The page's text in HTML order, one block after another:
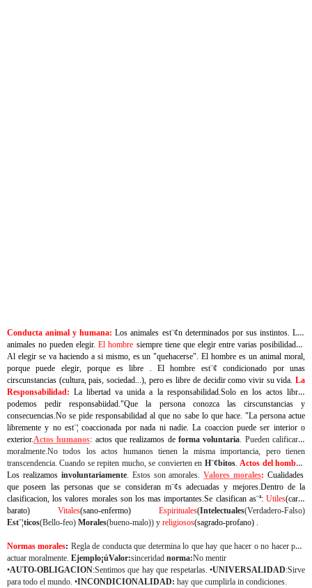
Conducta animal y humana: Los animales est¨¢n determinados por sus instintos. Los
animales no pueden elegir.El hombre siempre tiene que elegir entre varias posibilidades.
Al elegir se va haciendo a si mismo, es un "quehacerse". El hombre es un animal moral,
porque puede elegir, porque es libre . El hombre est¨¢ condicionado por unas
cirscunstancias (cultura, pais, sociedad...), pero es libre de decidir como vivir su vida. La
Responsabilidad:La libertad va unida a la responsabilidad.Solo en los actos libres
podemos pedir responsabiidad."Que la persona conozca las cirscunstancias y
consecuencias.No se pide responsabilidad al que no sabe lo que hace. "La persona actue
libremente y no est¨¦ coaccionada por nada ni nadie. La coaccion puede ser interior o
exterior.Actos humanos: actos que realizamos deforma voluntaria. Pueden calificarse
moralmente.No todos los actos humanos tienen la misma importancia, pero tienen
transcendencia. Cuando se repiten mucho, se convierten en H¨¢bitos.Actos del hombre
Los realizamos involuntariamente. Estos son amorales.Valores morales:Cualidades
que poseen las personas que se consideran m¨¢s adecuadas y mejores.Dentro de la
clasificacion, los valores morales son los mas importantes.Se clasifican as¨ª:Utiles(caro-
barato) Vitales(sano-enfermo) Espirituales(Intelectuales(Verdadero-Falso)
Est¨¦ticos(Bello-feo) Morales(bueno-malo)) y religiosos(sagrado-profano) .
Normas morales: Regla de conducta que determina lo que hay que hacer o no hacer para
actuar moralmente. Ejemplo¡úValor:sinceridad norma:No mentir
•AUTO-OBLIGACION:Sentimos que hay que respetarlas. •UNIVERSALIDAD:Sirve
para todo el mundo. •INCONDICIONALIDAD: hay que cumplirla in condiciones.